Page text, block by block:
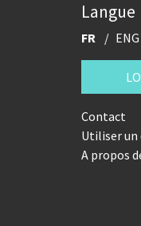
Langue
FR ENG
Contact
Utiliser un
A propos